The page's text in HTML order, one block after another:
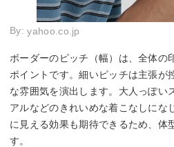
By:yahoo.co.jp
ボーダーのピッチ（幅）は、全体の
ポイントです。細いピッチは主張が
な雰囲気を演出します。大人っぽい
アルなどのきれいめな着こなしにな
に見える効果も期待できるため、体
す。